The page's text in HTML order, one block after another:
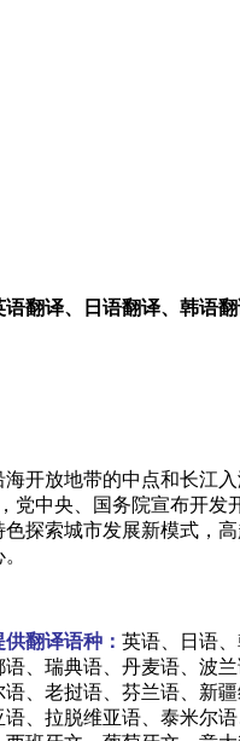
翻译、日语翻译、韩语
开放地带的中点和长江
党中央、国务院宣布开
探索城市发展新模式，
供翻译语种 ： 英语、日语
、瑞典语、丹麦语、波
、老挝语、芬兰语、新
、拉脱维亚语、泰米尔